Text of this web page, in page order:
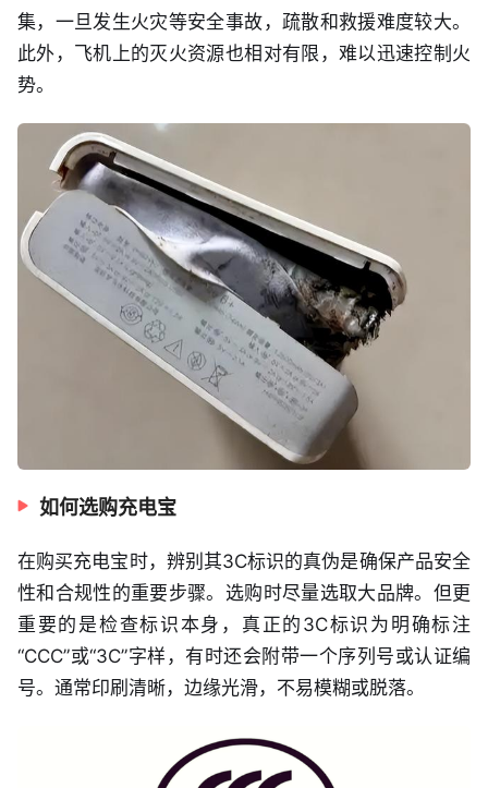
集，一旦发生火灾等安全事故，疏散和救援难度较大。
此外，飞机上的灭火资源也相对有限，难以迅速控制火
势。
如何选购充电宝
在购买充电宝时，辨别其3C标识的真伪是确保产品安全
性和合规性的重要步骤。选购时尽量选取大品牌。但更
重要的是检查标识本身，真正的3C标识为明确标注
“CCC”或“3C”字样，有时还会附带一个序列号或认证编
号。通常印刷清晰，边缘光滑，不易模糊或脱落。